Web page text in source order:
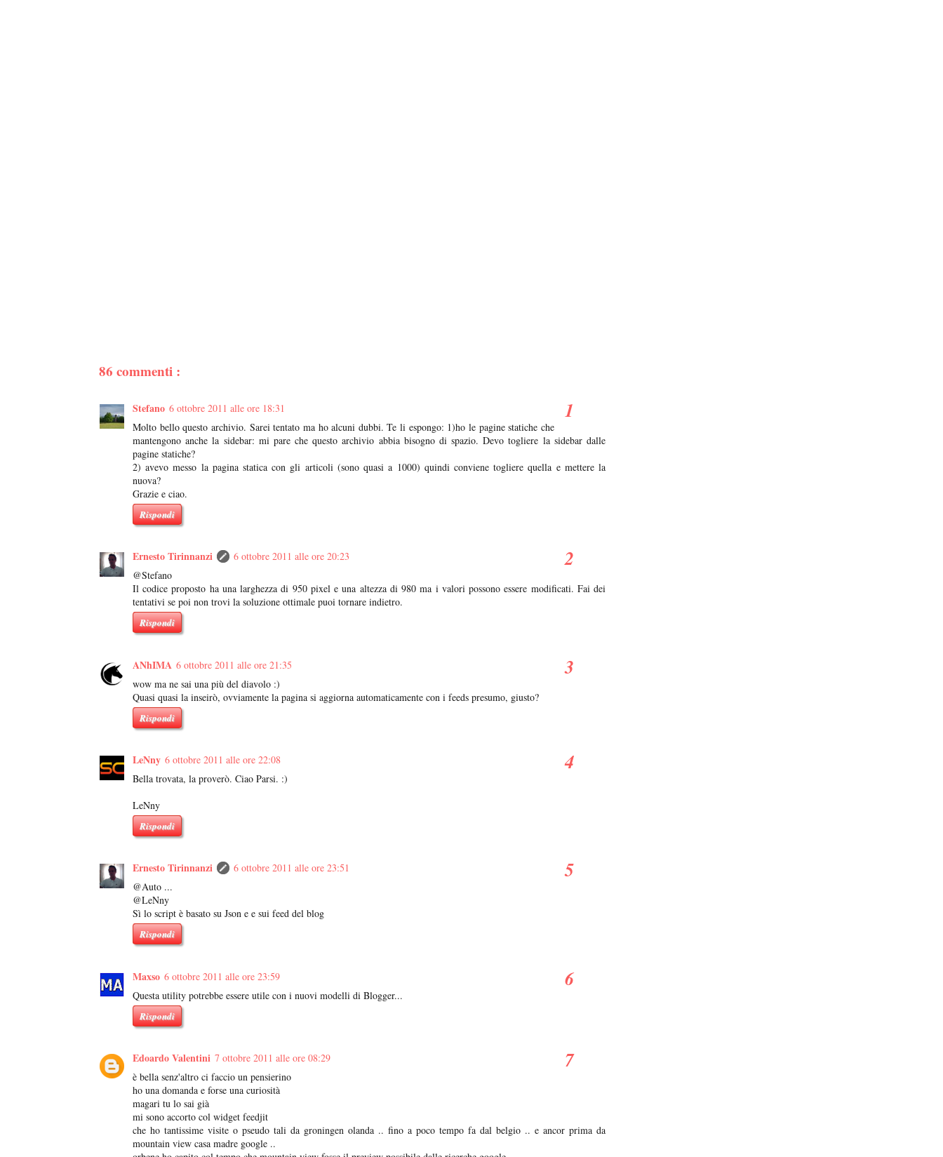
86 commenti :
Stefano 6 ottobre 2011 alle ore 18:31
Molto bello questo archivio. Sarei tentato ma ho alcuni dubbi. Te li espongo: 1)ho le pagine statiche che
mantengono anche la sidebar: mi pare che questo archivio abbia bisogno di spazio. Devo togliere la sidebar dalle
pagine statiche?
2) avevo messo la pagina statica con gli articoli (sono quasi a 1000) quindi conviene togliere quella e mettere la
nuova?
Grazie e ciao.
Rispondi
Ernesto Tirinnanzi
6 ottobre 2011 alle ore 20:23
@Stefano
Il codice proposto ha una larghezza di 950 pixel e una altezza di 980 ma i valori possono essere modificati. Fai dei
tentativi se poi non trovi la soluzione ottimale puoi tornare indietro.
Rispondi
ANhIMA 6 ottobre 2011 alle ore 21:35
wow ma ne sai una più del diavolo :)
Quasi quasi la inseirò, ovviamente la pagina si aggiorna automaticamente con i feeds presumo, giusto?
Rispondi
LeNny 6 ottobre 2011 alle ore 22:08
Bella trovata, la proverò. Ciao Parsi. :)
LeNny
Rispondi
Ernesto Tirinnanzi
6 ottobre 2011 alle ore 23:51
@Auto ...
@LeNny
Sì lo script è basato su Json e e sui feed del blog
Rispondi
Maxso 6 ottobre 2011 alle ore 23:59
Questa utility potrebbe essere utile con i nuovi modelli di Blogger...
Rispondi
Edoardo Valentini 7 ottobre 2011 alle ore 08:29
è bella senz'altro ci faccio un pensierino
ho una domanda e forse una curiosità
magari tu lo sai già
mi sono accorto col widget feedjit
che ho tantissime visite o pseudo tali da groningen olanda .. fino a poco tempo fa dal belgio .. e ancor prima da
mountain view casa madre google ..